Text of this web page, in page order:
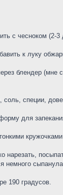
с чесноком (2-3
к луку
блендер
соль, специи,
для
нарезать,
немного
190 градусов.